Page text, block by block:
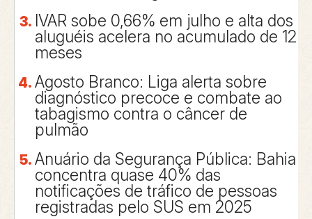
IVAR sobe 0,66% em julho e alta dos
aluguéis acelera no acumulado de 12
meses
Agosto Branco: Liga alerta sobre
diagnóstico precoce e combate ao
tabagismo contra o câncer de
pulmão
Anuário da Segurança Pública: Bahia
concentra quase 40% das
notificações de tráfico de pessoas
registradas pelo SUS em 2025